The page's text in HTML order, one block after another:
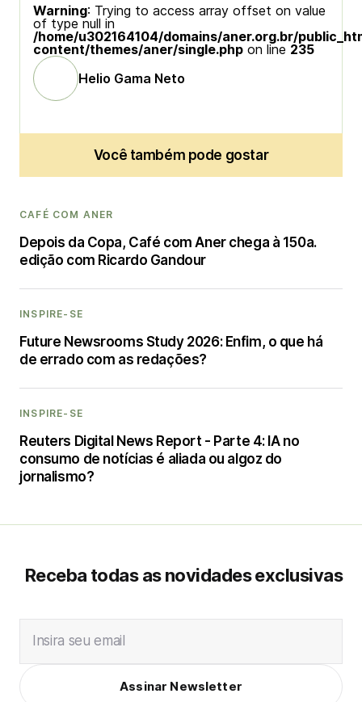
Warning: Trying to access array offset on value
of type null in
/home/u302164104/domains/aner.org.br/
content/themes/aner/single.php on line 235
Helio Gama Neto
Você também pode gostar
CAFÉ COM ANER
Depois da Copa, Café com Aner chega à 150a.
edição com Ricardo Gandour
INSPIRE-SE
Future Newsrooms Study 2026: Enfim, o que há
de errado com as redações?
INSPIRE-SE
Reuters Digital News Report - Parte 4: IA no
consumo de notícias é aliada ou algoz do
jornalismo?
Receba todas as novidades exclusivas
Insira seu email
Assinar Newsletter